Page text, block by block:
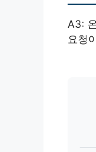
A3:
요청